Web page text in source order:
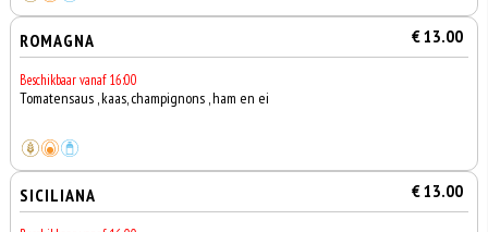
ROMAGNA € 13.00
Beschikbaar vanaf 16:00
Tomatensaus , kaas, champignons , ham en ei
SICILIANA € 13.00